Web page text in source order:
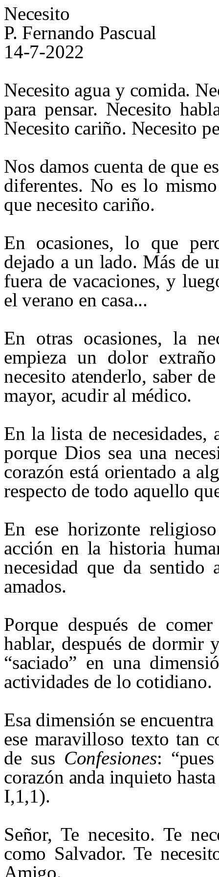
Necesito
P. Fernando Pascual
14-7-2022
Necesito agua y comida.
para pensar. Necesito
Necesito cariño. Necesito
Nos damos cuenta de que
diferentes. No es lo
que necesito cariño.
En ocasiones, lo que
dejado a un lado. Más de
fuera de vacaciones, y
el verano en casa...
En otras ocasiones, la
empieza un dolor
necesito atenderlo, saber
mayor, acudir al médico.
En la lista de
porque Dios sea una
corazón está orientado a
respecto de todo aquello
En ese horizonte
acción en la historia
necesidad que da
amados.
Porque después de
hablar, después de dormir
“saciado” en una
actividades de lo cotidiano.
Esa dimensión se
ese maravilloso texto tan
de sus Confesiones:
corazón anda inquieto
I,1,1).
Señor, Te necesito. Te
como Salvador. Te
Amigo.